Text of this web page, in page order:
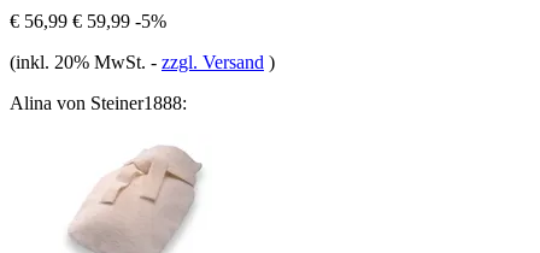
€ 56,99 € 59,99 -5%
(inkl. 20% MwSt. - zzgl. Versand )
Alina von Steiner1888: